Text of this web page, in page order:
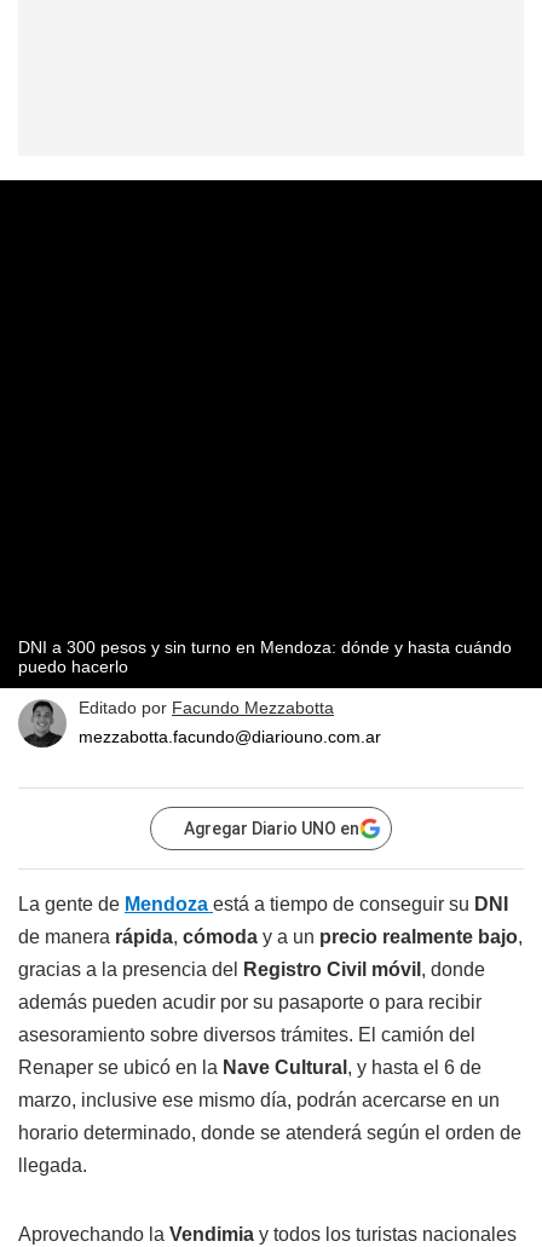
DNI a 300 pesos y sin turno en Mendoza: dónde y hasta cuándo
puedo hacerlo
Editado por Facundo Mezzabotta
mezzabotta.facundo@diariouno.com.ar
Agregar Diario UNO en
La gente de Mendoza está a tiempo de conseguir su DNI
de manera rápida, cómoda y a un precio realmente bajo,
gracias a la presencia del
Registro Civil móvil , donde
además pueden acudir por su pasaporte o para recibir
asesoramiento sobre diversos trámites. El camión del
Renaper se ubicó en la Nave Cultural , y hasta el 6 de
marzo, inclusive ese mismo día, podrán acercarse en un
horario determinado, donde se atenderá según el orden de
llegada.
Aprovechando la Vendimia y todos los turistas nacionales